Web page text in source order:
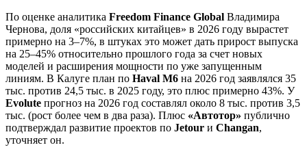
По оценке аналитика Freedom Finance Global Владимира
Чернова, доля «российских китайцев» в 2026 году вырастет
примерно на 3–7%, в штуках это может дать прирост выпуска
на 25–45% относительно прошлого года за счет новых
моделей и расширения мощности по уже запущенным
линиям. В Калуге план по Haval M6 на 2026 год заявлялся 35
тыс. против 24,5 тыс. в 2025 году, это плюс примерно 43%. У
Evolute прогноз на 2026 год составлял около 8 тыс. против 3,5
тыс. (рост более чем в два раза). Плюс «Автотор» публично
подтверждал развитие проектов по Jetour и Changan,
уточняет он.